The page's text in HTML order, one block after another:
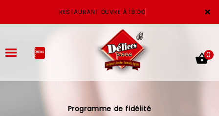
×
RESTAURANT OUVRE À 18:00
0
Programme de fidélité